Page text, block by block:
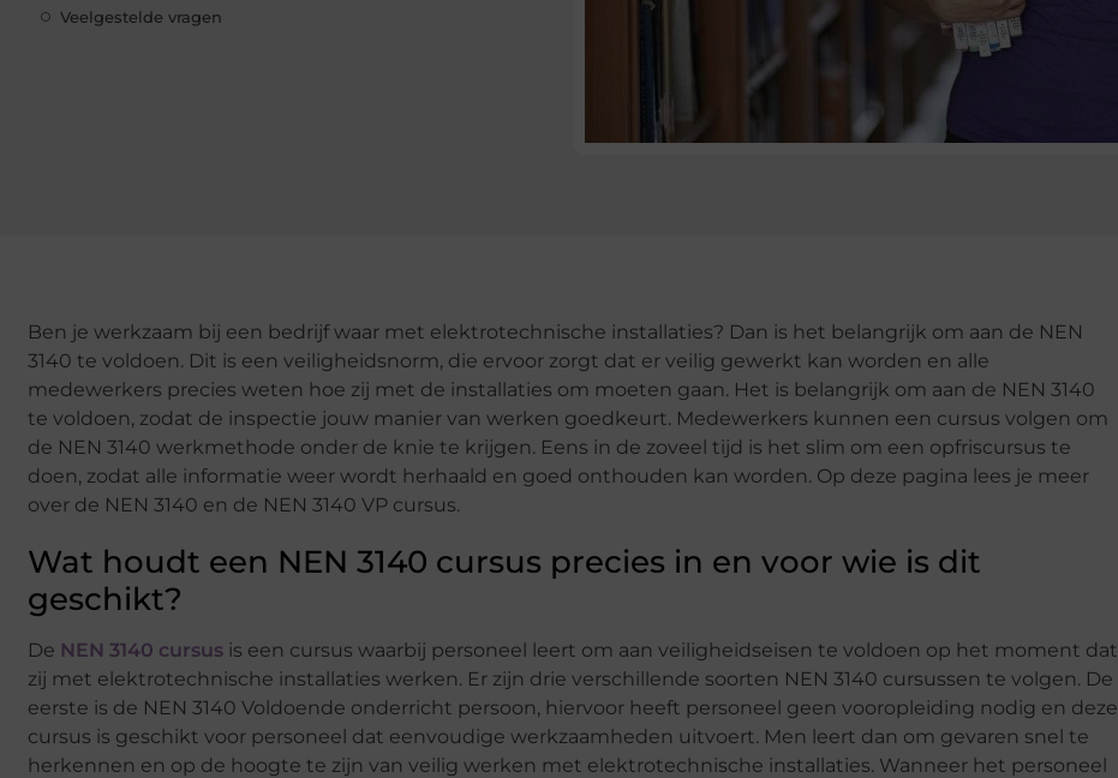
Veelgestelde vragen
Ben je werkzaam bij een bedrijf waar met elektrotechnische installaties? Dan is het belangrijk om aan de NEN
3140 te voldoen. Dit is een veiligheidsnorm, die ervoor zorgt dat er veilig gewerkt kan worden en alle
medewerkers precies weten hoe zij met de installaties om moeten gaan. Het is belangrijk om aan de NEN 3140
te voldoen, zodat de inspectie jouw manier van werken goedkeurt. Medewerkers kunnen een cursus volgen om
de NEN 3140 werkmethode onder de knie te krijgen. Eens in de zoveel tijd is het slim om een opfriscursus te
doen, zodat alle informatie weer wordt herhaald en goed onthouden kan worden. Op deze pagina lees je meer
over de NEN 3140 en de NEN 3140 VP cursus.
Wat houdt een NEN 3140 cursus precies in en voor wie is dit
geschikt?
De NEN 3140 cursus is een cursus waarbij personeel leert om aan veiligheidseisen te voldoen op het moment dat
zij met elektrotechnische installaties werken. Er zijn drie verschillende soorten NEN 3140 cursussen te volgen. De
eerste is de NEN 3140 Voldoende onderricht persoon, hiervoor heeft personeel geen vooropleiding nodig en deze
cursus is geschikt voor personeel dat eenvoudige werkzaamheden uitvoert. Men leert dan om gevaren snel te
herkennen en op de hoogte te zijn van veilig werken met elektrotechnische installaties. Wanneer het personeel